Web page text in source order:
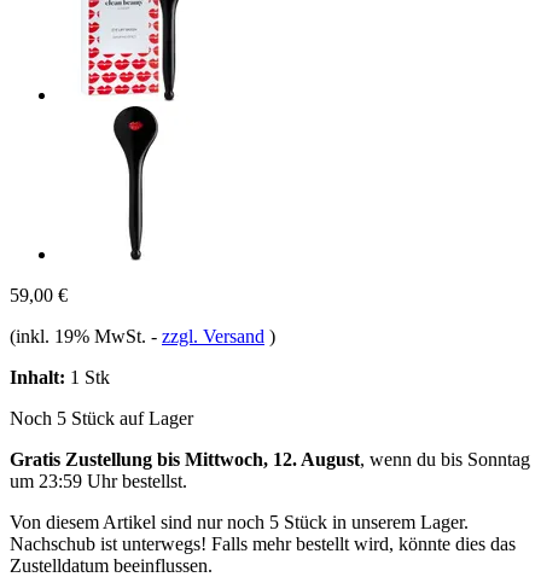
59,00 €
(inkl. 19% MwSt. - zzgl. Versand )
Inhalt: 1 Stk
Noch 5 Stück auf Lager
Gratis Zustellung bis Mittwoch, 12. August, wenn du bis Sonntag
um 23:59 Uhrbestellst.
Von diesem Artikel sind nur noch 5 Stück in unserem Lager.
Nachschub ist unterwegs! Falls mehr bestellt wird, könnte dies das
Zustelldatum beeinflussen.